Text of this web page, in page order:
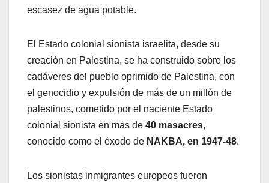
escasez de agua potable.
El Estado colonial sionista israelita, desde su
creación en Palestina, se ha construido sobre los
cadáveres del pueblo oprimido de Palestina, con
el genocidio y expulsión de más de un millón de
palestinos, cometido por el naciente Estado
colonial sionista en más de 40 masacres,
conocido como el éxodo de NAKBA, en 1947-48.
Los sionistas inmigrantes europeos fueron